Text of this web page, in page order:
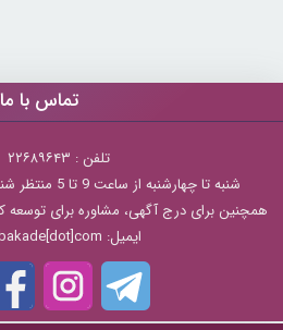
تماس با ما
تلفن : ۲۲۶۸۹۶۴۳ (۰۲۱)
شنبه تا چهارشنبه از ساعت 9 تا 5 منتظر شنیدن صدای گرم شما هستیم.
همچنین برای درج آگهی، مشاوره برای توسعه
ایمیل: info[@]zibakade[dot]com